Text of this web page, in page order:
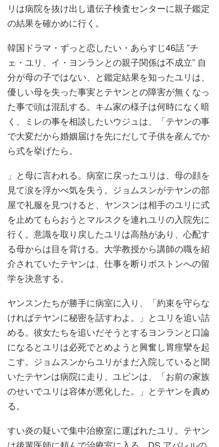
リは病院を抜け出し遺伝子検査センターに親子鑑定
の結果を確かめに行く。
韓国ドラマ・ずっと恋したい・あらすじ46話 ”チ
ェ・ユリ、イ・ヨンランとの親子関係は不成立” 自
分が母の子ではない、と鑑定結果を知ったユリは、
優しい母を失った事実とテヤンとの障害が無くなっ
た事で頭は混乱する。キム家の様子は何時になく暗
く、ミレの事を相談したいウジュは、「テヤンの事
で大変だから婚姻届けを先にだして子供を産んでか
ら式を挙げたら。
」と母に言われる。病室に戻ったユリは、母の顔を
見て涙を浮かべ気を失う。ジョムスンがテヤンの部
屋で礼服を見つけると、ヤンスンは相手のユリに式
を止めてもらおうとマルスクを連れユリの入院先に
行く。意識を取り戻したユリは高熱があり、心配す
る母からは目を背ける。大学教授から講師の職を紹
介されていたテヤンは、仕事を断りボストンへの留
学を決意する。
ヤンスンたちが勝手に病室に入り、「約束を守らな
ければテヤンに秘密を話すわよ。」とユリを追い詰
める。彼女たちを追いだそうとするヨンランと口論
になるとユリは必死でとめようと興奮し胃痙攣を起
こす。ジョムスンからユリがまだ入院していると聞
いたテヤンは病院に走り、ユビンは、「お前の家族
のせいでユリは容体が悪化した。」とテヤンを責め
る。
すい炎の疑いで集中治療室に運ばれたユリ。テヤン